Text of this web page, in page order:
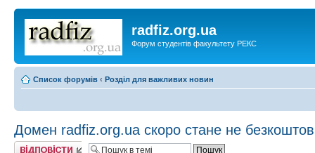
radfiz.org.ua
Форум студентів факультету РЕКС
Список форумів ‹ Розділ для важливих новин
Домен radfiz.org.ua скоро стане не
Відповісти